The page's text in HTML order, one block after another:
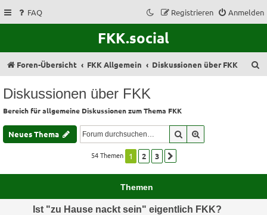
FAQ Anmelden
Registrieren
FKK.social
Foren-Übersicht FKK Allgemein Diskussionen über FKK
Diskussionen über FKK
Bereich für allgemeine Diskussionen zum Thema FKK
Neues Thema Suche
54 Themen 1 2 3
Themen
Ist "zu Hause nackt sein" eigentlich FKK?